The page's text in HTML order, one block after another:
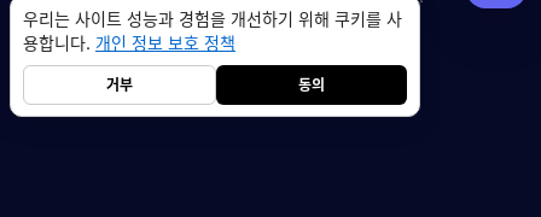
©2026AIWAY LIMITED. 모든 권리 보유.
서비스 약관개인 정보 보호 정책환불 정책쿠키 정책
우리는 사이트 성능과 경험을 개선하기 위해 쿠키를 사
용합니다. 개인 정보 보호 정책
거부 동의